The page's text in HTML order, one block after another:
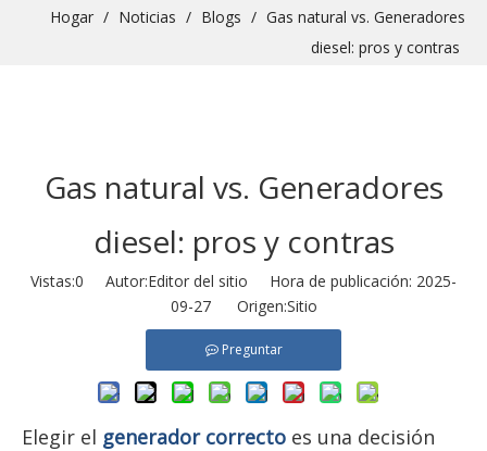
Hogar / Noticias / Blogs / Gas natural vs. Generadores
diesel: pros y contras
Gas natural vs. Generadores
diesel: pros y contras
Vistas:0 Autor:Editor del sitio Hora de publicación: 2025-
09-27 Origen:Sitio
Preguntar
Elegir el generador correcto es una decisión